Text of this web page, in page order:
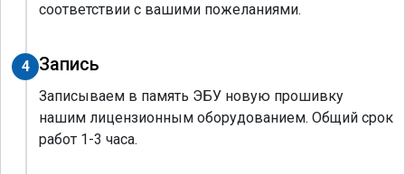
соответствии с вашими пожеланиями.
4 Запись
Записываем в память ЭБУ новую прошивку
нашим лицензионным оборудованием. Общий срок
работ 1-3 часа.